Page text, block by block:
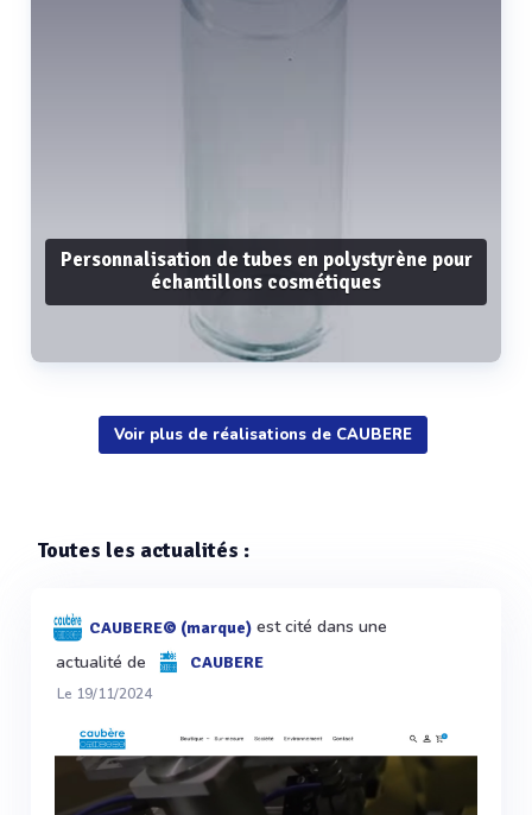
Personnalisation de tubes en polystyrène pour
échantillons cosmétiques
Voir plus
Voir plus de réalisations de CAUBERE
Toutes les actualités :
CAUBERE© (marque) est cité dans une
actualité de
CAUBERE
Le 19/11/2024